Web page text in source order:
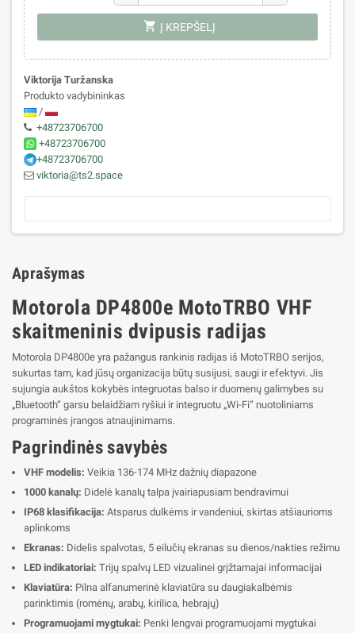
shopping_cart Į KREPŠELĮ
Viktorija Turžanska
Produkto vadybininkas
/
+48723706700
+48723706700
+48723706700
viktoria@ts2.space
Aprašymas
Motorola DP4800e MotoTRBO VHF
skaitmeninis dvipusis radijas
Motorola DP4800e yra pažangus rankinis radijas iš MotoTRBO serijos,
sukurtas tam, kad jūsų organizacija būtų susijusi, saugi ir efektyvi. Jis
sujungia aukštos kokybės integruotas balso ir duomenų galimybes su
„Bluetooth“ garsu belaidžiam ryšiui ir integruotu „Wi-Fi“ nuotoliniams
programinės įrangos atnaujinimams.
Pagrindinės savybės
VHF modelis: Veikia 136-174 MHz dažnių diapazone
1000 kanalų: Didelė kanalų talpa įvairiapusiam bendravimui
IP68 klasifikacija: Atsparus dulkėms ir vandeniui, skirtas atšiaurioms
aplinkoms
Ekranas: Didelis spalvotas, 5 eilučių ekranas su dienos/nakties režimu
LED indikatoriai: Trijų spalvų LED vizualinei grįžtamajai informacijai
Klaviatūra: Pilna alfanumerinė klaviatūra su daugiakalbėmis
parinktimis (romėnų, arabų, kirilica, hebrajų)
Programuojami mygtukai: Penki lengvai programuojami mygtukai